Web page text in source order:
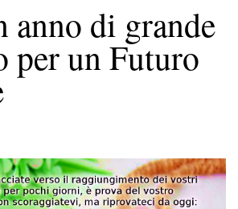
anno di grande
per un Futuro